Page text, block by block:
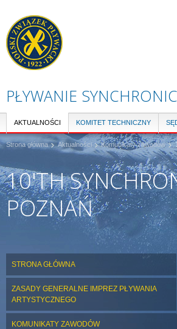
PŁYWANIE
AKTUALNOŚCI KOMITET TECHNICZNY
Strona główna Aktualności Komunikaty zawodów
10'TH
POZNAŃ
STRONA GŁÓWNA
ZASADY GENERALNE IMPREZ PŁYWANIA
ARTYSTYCZNEGO
KOMUNIKATY ZAWODÓW